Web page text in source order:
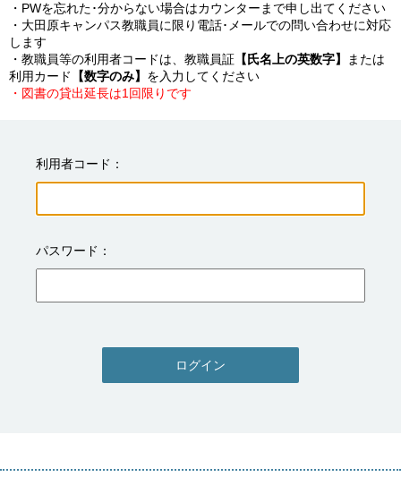
・PWを忘れた･分からない場合はカウンターまで申し出てください
・大田原キャンパス教職員に限り電話･メールでの問い合わせに対応
します
・教職員等の利用者コードは、教職員証 【氏名上の英数字】
または
利用カード
【数字のみ】
・図書の貸出延長は1回限りです
利用者コード
パスワード
ログイン